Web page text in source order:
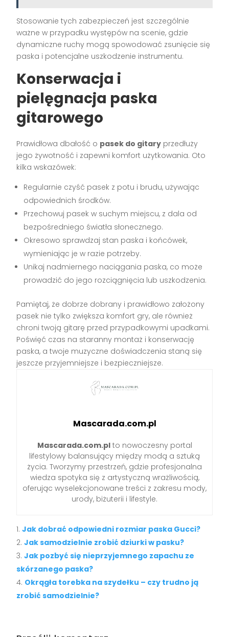
Stosowanie tych zabezpieczeń jest szczególnie
ważne w przypadku występów na scenie, gdzie
dynamiczne ruchy mogą spowodować zsunięcie się
paska i potencjalne uszkodzenie instrumentu.
Konserwacja i
pielęgnacja paska
gitarowego
Prawidłowa dbałość o pasek do gitary przedłuży
jego żywotność i zapewni komfort użytkowania. Oto
kilka wskazówek:
Regularnie czyść pasek z potu i brudu, używając
odpowiednich środków.
Przechowuj pasek w suchym miejscu, z dala od
bezpośredniego światła słonecznego.
Okresowo sprawdzaj stan paska i końcówek,
wymieniając je w razie potrzeby.
Unikaj nadmiernego naciągania paska, co może
prowadzić do jego rozciągnięcia lub uszkodzenia.
Pamiętaj, że dobrze dobrany i prawidłowo założony
pasek nie tylko zwiększa komfort gry, ale również
chroni twoją gitarę przed przypadkowymi upadkami.
Poświęć czas na staranny montaż i konserwację
paska, a twoje muzyczne doświadczenia staną się
jeszcze przyjemniejsze i bezpieczniejsze.
Mascarada.com.pl
Mascarada.com.plto nowoczesny portal
lifestylowy balansujący między modą a sztuką
życia. Tworzymy przestrzeń, gdzie profesjonalna
wiedza spotyka się z artystyczną wrażliwością,
oferując wyselekcjonowane treści z zakresu mody,
urody, biżuterii i lifestyle.
Jak dobrać odpowiedni rozmiar paska Gucci?
Jak samodzielnie zrobić dziurki w pasku?
Jak pozbyć się nieprzyjemnego zapachu ze
skórzanego paska?
Okrągła torebka na szydełku – czy trudno ją
zrobić samodzielnie?